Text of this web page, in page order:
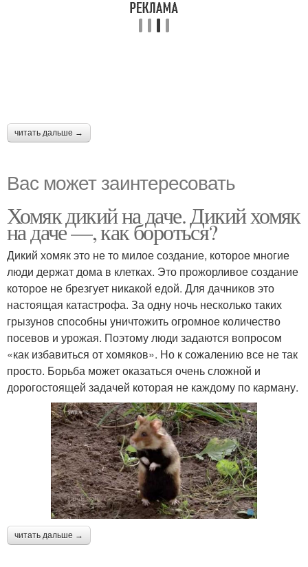
читать дальше →
Вас может заинтересовать
Хомяк дикий на даче. Дикий хомяк
на даче —, как бороться?
Дикий хомяк это не то милое создание, которое многие
люди держат дома в клетках. Это прожорливое создание
которое не брезгует никакой едой. Для дачников это
настоящая катастрофа. За одну ночь несколько таких
грызунов способны уничтожить огромное количество
посевов и урожая. Поэтому люди задаются вопросом
«как избавиться от хомяков». Но к сожалению все не так
просто. Борьба может оказаться очень сложной и
дорогостоящей задачей которая не каждому по карману.
читать дальше →